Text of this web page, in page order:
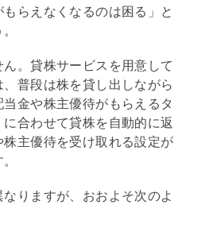
らえなくなるのは困る」と
。貸株サービスを用意して
普段は株を貸し出しながら
金や株主優待がもらえるタ
合わせて貸株を自動的に返
主優待を受け取れる設定が
りますが、おおよそ次のよ